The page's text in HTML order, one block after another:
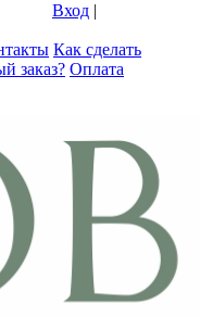
Вход |
Как сделать
заказ? Оплата